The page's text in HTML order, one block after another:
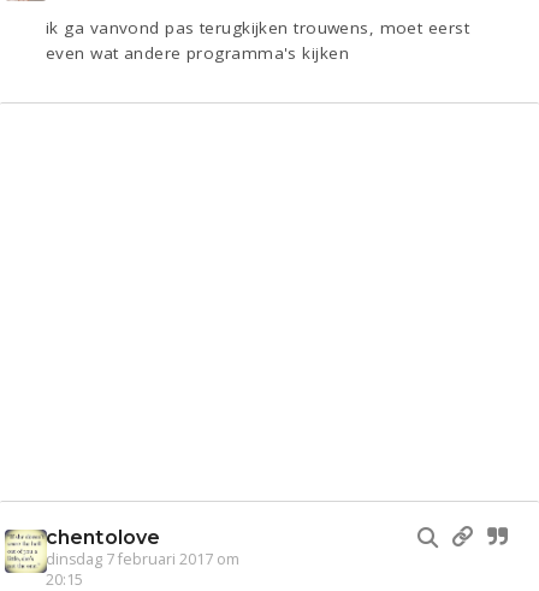
ik ga vanvond pas terugkijken trouwens, moet eerst
even wat andere programma's kijken
chentolove
dinsdag 7 februari 2017 om
20:15